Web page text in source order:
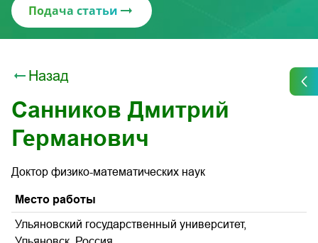
Подача статьи
Назад
Санников Дмитрий
Германович
Доктор физико-математических наук
Место работы
Ульяновский государственный университет,